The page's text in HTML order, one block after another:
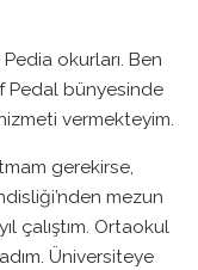
okurları. Ben
Pedal bünyesinde
vermekteyim.
gerekirse,
mezun
çalıştım. Ortaokul
Üniversiteye